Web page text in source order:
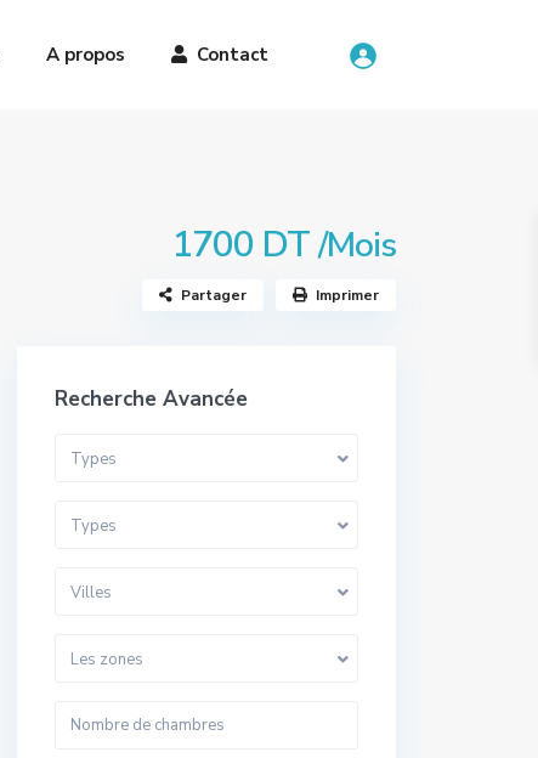
A propos Contact
1700 DT/Mois
Partager Imprimer
Recherche Avancée
Types
Types
Villes
Les zones